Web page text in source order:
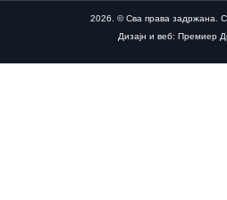
2026. © Сва права задржана.
Дизајн и веб: Премиер